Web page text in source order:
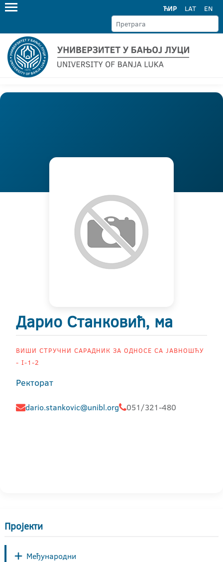
ЋИР LAT EN
Дарио Станковић, ма
ВИШИ СТРУЧНИ САРАДНИК ЗА ОДНОСЕ СА ЈАВНОШЋУ
- I-1-2
Ректорат
dario.stankovic@unibl.org 051/321-480
Пројекти
Међународни